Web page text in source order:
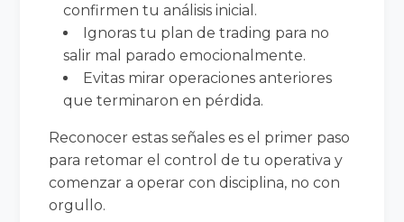
confirmen tu análisis inicial.
Ignoras tu plan de trading para no
salir mal parado emocionalmente.
Evitas mirar operaciones anteriores
que terminaron en pérdida.
Reconocer estas señales es el primer paso
para retomar el control de tu operativa y
comenzar a operar con disciplina, no con
orgullo.